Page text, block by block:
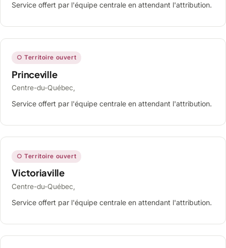
Service offert par l'équipe centrale en attendant l'attribution.
○ Territoire ouvert
Princeville
Centre-du-Québec,
Service offert par l'équipe centrale en attendant l'attribution.
○ Territoire ouvert
Victoriaville
Centre-du-Québec,
Service offert par l'équipe centrale en attendant l'attribution.